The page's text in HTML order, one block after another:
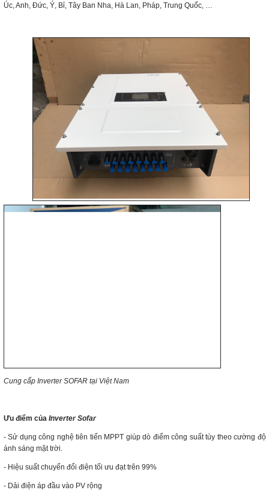
Úc, Anh, Đức, Ý, Bỉ, Tây Ban Nha, Hà Lan, Pháp, Trung Quốc, …
Cung cấp Inverter SOFAR tại Việt Nam
Ưu điểm của Inverter Sofar
- Sử dụng công nghệ tiên tiến MPPT giúp dò điểm công suất tùy theo cường độ
ánh sáng mặt trời.
- Hiệu suất chuyển đổi điện tối ưu đạt trên 99%
- Dải điện áp đầu vào PV rộng